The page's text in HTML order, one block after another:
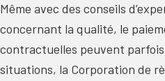
Même avec des conseils
concernant la qualité, le
contractuelles peuvent
situations, la Corporation de